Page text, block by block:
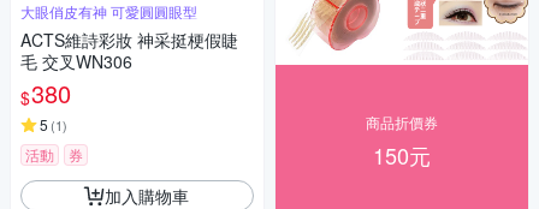
大眼俏皮有神 可愛圓圓眼型
ACTS維詩彩妝 神采挺梗假睫
毛 交叉WN306
$380
5 (1)
活動 券
加入購物車
商品折價券
150元